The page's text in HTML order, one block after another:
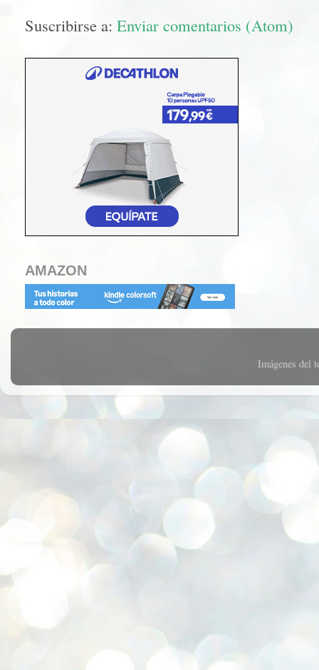
Suscribirse a: Enviar comentarios (Atom)
AMAZON
Imágenes del